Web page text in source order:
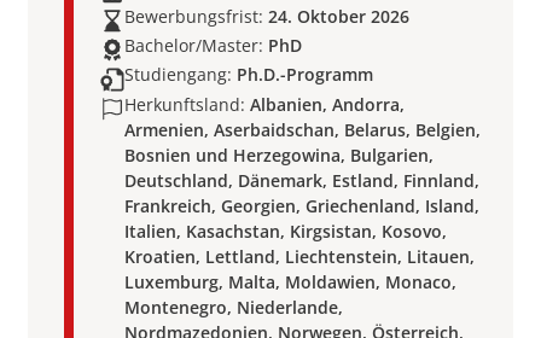
Bewerbungsfrist: 24. Oktober 2026
Bachelor/Master: PhD
Studiengang: Ph.D.-Programm
Herkunftsland: Albanien, Andorra,
Armenien, Aserbaidschan, Belarus, Belgien,
Bosnien und Herzegowina, Bulgarien,
Deutschland, Dänemark, Estland, Finnland,
Frankreich, Georgien, Griechenland, Island,
Italien, Kasachstan, Kirgsistan, Kosovo,
Kroatien, Lettland, Liechtenstein, Litauen,
Luxemburg, Malta, Moldawien, Monaco,
Montenegro, Niederlande,
Nordmazedonien, Norwegen, Österreich,